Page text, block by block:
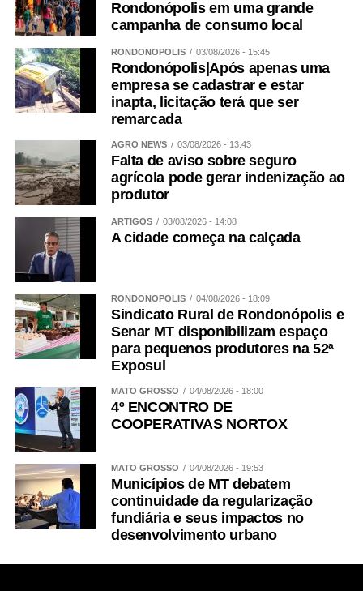
Rondonópolis em uma grande
campanha de consumo local
RONDONÓPOLIS 03/08/2026 - 15:45
Rondonópolis|Após apenas uma
empresa se cadastrar e estar
inapta, licitação terá que ser
remarcada
AGRO NEWS 03/08/2026 - 13:43
Falta de aviso sobre seguro
agrícola pode gerar indenização ao
produtor
ARTIGOS 03/08/2026 - 14:08
A cidade começa na calçada
RONDONÓPOLIS 04/08/2026 - 18:09
Sindicato Rural de Rondonópolis e
Senar MT disponibilizam espaço
para pequenos produtores na 52ª
Exposul
MATO GROSSO 04/08/2026 - 18:00
4º ENCONTRO DE
COOPERATIVAS NORTOX
MATO GROSSO 04/08/2026 - 19:53
Municípios de MT debatem
continuidade da regularização
fundiária e seus impactos no
desenvolvimento urbano